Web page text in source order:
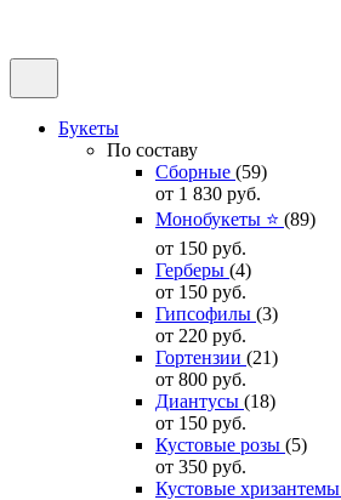
Букеты
По составу
Сборные (59)
от 1 830 руб.
Монобукеты ⭐ (89)
от 150 руб.
Герберы (4)
от 150 руб.
Гипсофилы (3)
от 220 руб.
Гортензии (21)
от 800 руб.
Диантусы (18)
от 150 руб.
Кустовые розы (5)
от 350 руб.
Кустовые хризантемы